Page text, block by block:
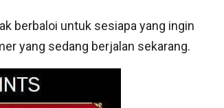
berbaloi untuk sesiapa yang ingin
yang sedang berjalan sekarang.